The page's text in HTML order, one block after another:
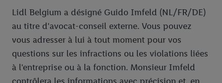
Lidl Belgium a désigné Guido Imfeld (NL/FR/DE)
au titre d'avocat-conseil externe. Vous pouvez
vous adresser à lui à tout moment pour vos
questions sur les infractions ou les violations liées
à l'entreprise ou à la fonction. Monsieur Imfeld